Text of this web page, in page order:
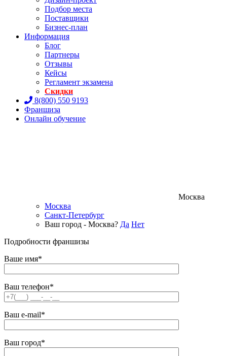
Подбор места
Поставщики
Бизнес-план
Информация
Блог
Партнеры
Отзывы
Кейсы
Регламент экзамена
Скидки
8(800) 550 9193
Франшиза
Онлайн обучение
Москва
Москва
Санкт-Петербург
Ваш город - Москва? Да Нет
Подробности франшизы
Ваше имя*
Ваш телефон*
Ваш e-mail*
Ваш город*